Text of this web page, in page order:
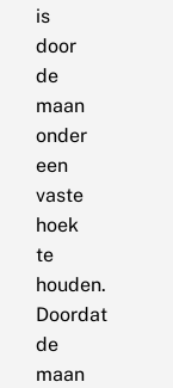
is
door
de
maan
onder
een
vaste
hoek
te
houden.
Doordat
de
maan